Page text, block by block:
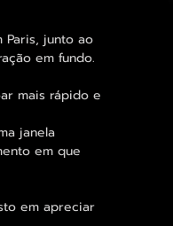
Paris, junto ao
em fundo.
mais rápido e
janela
em que
em apreciar